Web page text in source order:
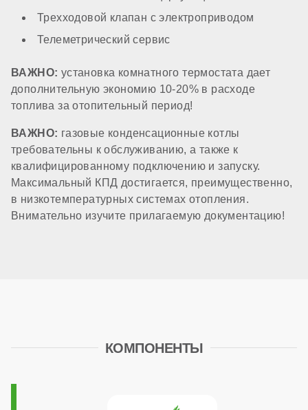
Датчик потока ГВС
стандартный
КОМПОНЕНТЫ
Материал первичного теплообменника
нержавеющая сталь
Расширительный бак
Трехходовой клапан с электроприводом
Телеметрический сервис
ВАЖНО: установка комнатного термостата дает
дополнительную экономию 10-20% в расходе
топлива за отопительный период!
ВАЖНО: газовые конденсационные котлы
требовательны к обслуживанию, а также к
квалифицированному подключению и запуску.
Максимальный КПД достигается, преимущественно,
в низкотемпературных системах отопления.
Внимательно изучите прилагаемую документацию!
КОМПОНЕНТЫ